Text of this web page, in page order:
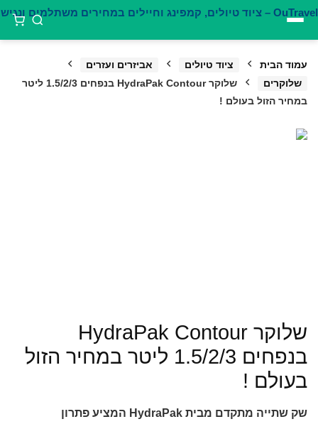
עמוד הבית ציוד טיולים
אביזרים ועזרים
שלוקרים
שלוקר HydraPak Contour בנפחים 1.5/2/3 ליטר
במחיר הזול בעולם !
שלוקר HydraPak Contour
בנפחים 1.5/2/3 ליטר במחיר הזול
בעולם !
שק שתייה מתקדם מבית HydraPak המציע פתרון